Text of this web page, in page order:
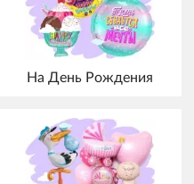
На День Рождения